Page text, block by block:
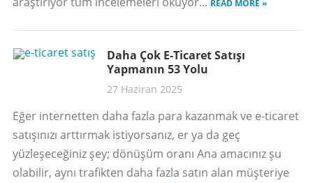
READ MORE »
Daha Çok E-Ticaret Satışı
Yapmanın 53 Yolu
27 Haziran 2025
Eğer internetten daha fazla para kazanmak ve e-ticaret
satışınızı arttırmak istiyorsanız, er ya da geç
yüzleşeceğiniz şey; dönüşüm oranı Ana amacınız şu
olabilir, aynı trafikten daha fazla satın alan müşteriye